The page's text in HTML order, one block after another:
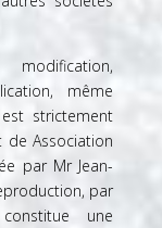
même
strictement
de Association
par Mr Jean-
par
une